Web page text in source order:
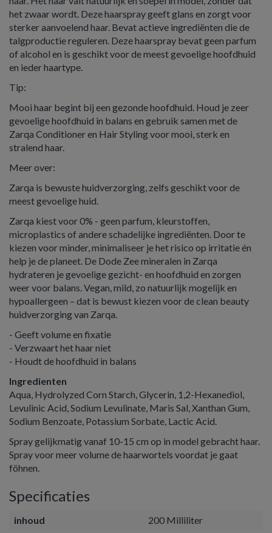
het zwaar wordt. Deze haarspray geeft glans en zorgt voor
sterker aanvoelend haar. Bevat actieve ingrediënten die de
talgproductie reguleren. Deze haarspray bevat geen parfum
of alcohol en is geschikt voor de meest gevoelige hoofdhuid
en ieder haartype.
Tip:
Mooi haar begint bij een gezonde hoofdhuid. Houd je zeer
gevoelige hoofdhuid in balans en gebruik samen met de
Zarqa Conditioner en Hair Styling voor mooi, sterk en
stralend haar.
Meer over:
Zarqa is bewuste huidverzorging, zelfs geschikt voor de
meest gevoelige huid.
Zarqa kiest voor 0% - geen parfum, kleurstoffen,
microplastics of andere schadelijke ingrediënten. Door te
kiezen voor minder, minimaliseer je het risico op irritatie én
help je de planeet. De Dode Zee mineralen in Zarqa
hydrateren je gevoelige gezicht- en hoofdhuid en zorgen
weer voor balans. Vegan, mild, zo natuurlijk mogelijk en
hypoallergeen – dat is bewust kiezen voor de clean beauty
huidverzorging van Zarqa.
- Geeft volume en fixatie
- Verzwaart het haar niet
- Houdt de hoofdhuid in balans
Ingredienten
Aqua, Hydrolyzed Corn Starch, Glycerin, 1,2-Hexanediol,
Levulinic Acid, Sodium Levulinate, Maris Sal, Xanthan Gum,
Sodium Benzoate, Potassium Sorbate, Lactic Acid.
Spray gelijkmatig vanaf 10-15 cm op in model gebracht haar.
Spray voor meer volume de haarwortels voordat je gaat
föhnen.
Specificaties
inhoud
200 Milliliter